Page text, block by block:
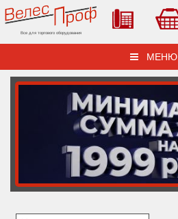
Все для торгового оборудования
МЕНЮ